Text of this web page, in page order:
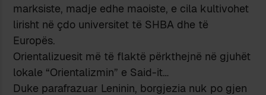
marksiste, madje edhe maoiste, e cila kultivohet
lirisht në çdo universitet të SHBA dhe të
Europës.
Orientalizuesit më të flaktë përkthejnë në gjuhët
lokale “Orientalizmin” e Said-it…
Duke parafrazuar Leninin, borgjezia nuk po gjen